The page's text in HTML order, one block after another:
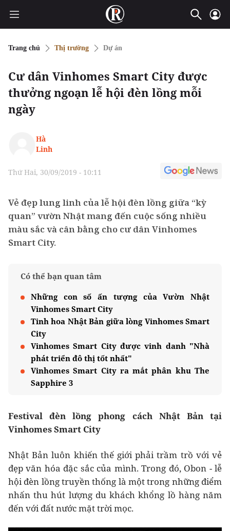
Trang chủ Thị trường Dự án
Cư dân Vinhomes Smart City được
thưởng ngoạn lễ hội đèn lồng mỗi
ngày
Hà
Linh
Thứ Hai, 30/09/2019 - 10:11
Vẻ đẹp lung linh của lễ hội đèn lồng giữa “kỳ
quan” vườn Nhật mang đến cuộc sống nhiều
màu sắc và cân bằng cho cư dân Vinhomes
Smart City.
Có thể bạn quan tâm
Những con số ấn tượng của Vườn Nhật
Vinhomes Smart City
Tinh hoa Nhật Bản giữa lòng Vinhomes Smart
City
Vinhomes Smart City được vinh danh "Nhà
phát triển đô thị tốt nhất"
Vinhomes Smart City ra mắt phân khu The
Sapphire 3
Festival đèn lồng phong cách Nhật Bản tại
Vinhomes Smart City
Nhật Bản luôn khiến thế giới phải trầm trồ với vẻ
đẹp văn hóa đặc sắc của mình. Trong đó, Obon - lễ
hội đèn lồng truyền thống là một trong những điểm
nhấn thu hút lượng du khách khổng lồ hàng năm
đến với đất nước mặt trời mọc.